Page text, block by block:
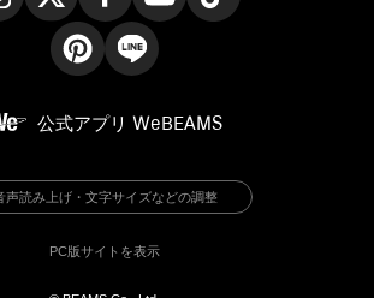
公式アプリ WeBEAMS
声読み上げ・文字サイズなどの調整
PC版サイトを表示